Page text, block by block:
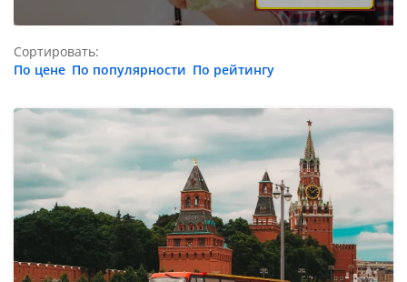
Сортировать:
По цене По популярности По рейтингу